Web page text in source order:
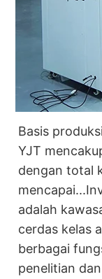
Basis
YJT
dengan total
mencapai...
adalah
cerdas kelas
berbagai
penelitian